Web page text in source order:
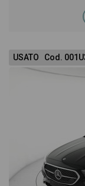
l'eventuale
acquistarlo
Classe C SW
offerta e rata
USATO Cod.